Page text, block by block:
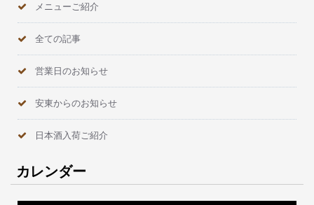
メニューご紹介
全ての記事
営業日のお知らせ
安東からのお知らせ
日本酒入荷ご紹介
カレンダー